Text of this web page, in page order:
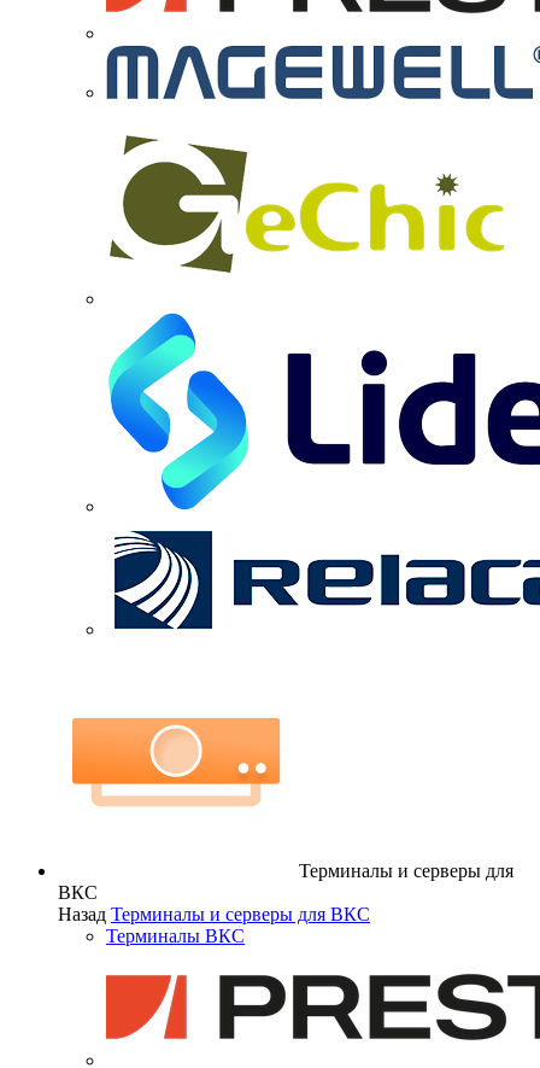
Терминалы и серверы для
ВКС
Назад Терминалы и серверы для ВКС
Терминалы ВКС